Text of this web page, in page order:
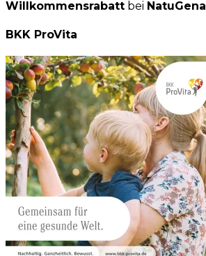
Willkommensrabatt bei NatuGena
BKK ProVita